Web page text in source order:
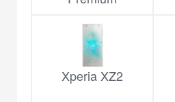
Xperia XZ2